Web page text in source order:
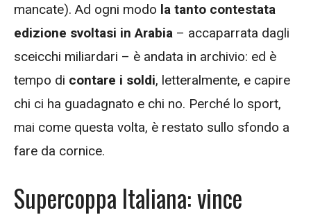
mancate). Ad ogni modo la tanto contestata
edizione svoltasi in Arabia – accaparrata dagli
sceicchi miliardari – è andata in archivio: ed è
tempo di contare i soldi, letteralmente, e capire
chi ci ha guadagnato e chi no. Perché lo sport,
mai come questa volta, è restato sullo sfondo a
fare da cornice.
Supercoppa Italiana: vince